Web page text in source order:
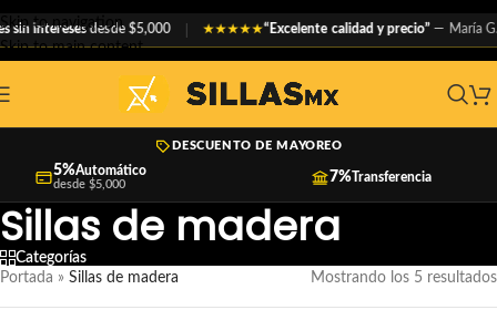
Skip to navigation
Skip to main content
sin interesesdesde $5,000 ★★★★★“Excelente calidad y precio” — María G.,
DESCUENTO DE MAYOREO
5%Automático
desde $5,000
7%Transferencia
Sillas de madera
Categorías
Portada » Sillas de madera Mostrando los 5 resultados